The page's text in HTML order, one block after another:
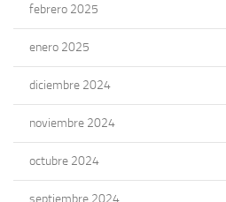
febrero 2025
enero 2025
diciembre 2024
noviembre 2024
octubre 2024
septiembre 2024